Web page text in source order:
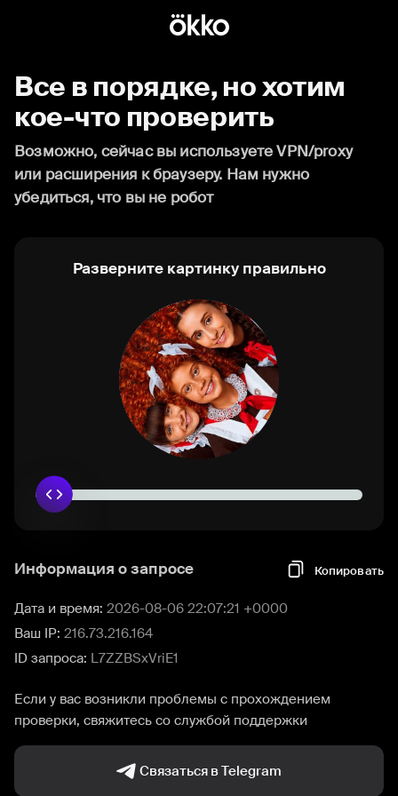
Все в порядке, но хотим
кое-что проверить
Возможно, сейчас вы используете VPN/proxy
или расширения к браузеру. Нам нужно
убедиться, что вы не робот
Разверните картинку правильно
Информация о запросе Копировать
Дата и время: 2026-08-06 22:07:21 +0000
Ваш IP: 216.73.216.164
ID запроса: L7ZZBSxVriE1
Если у вас возникли проблемы с прохождением
проверки, свяжитесь со службой поддержки
Связаться в Telegram